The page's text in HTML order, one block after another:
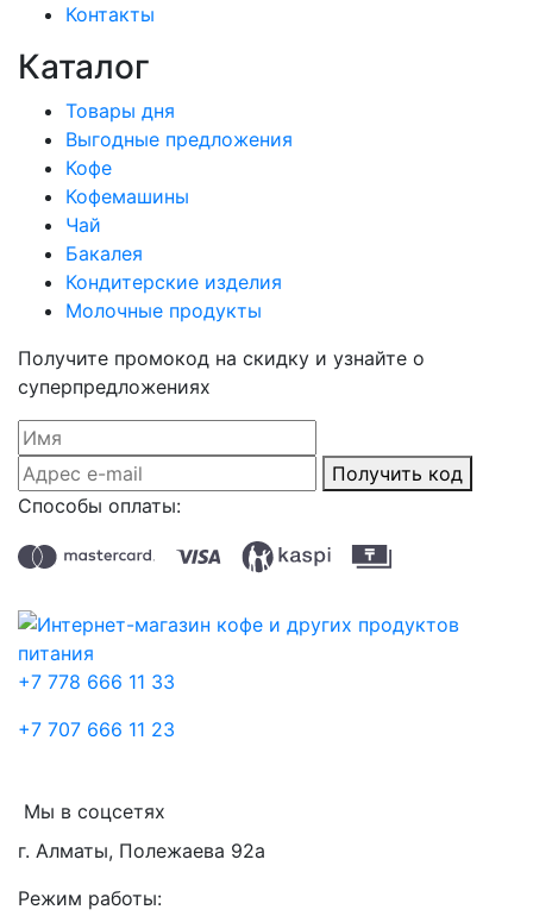
Контакты
Каталог
Товары дня
Выгодные предложения
Кофе
Кофемашины
Чай
Бакалея
Кондитерские изделия
Молочные продукты
Получите промокод на скидку и узнайте о
суперпредложениях
Получить код
Способы оплаты:
+7 778 666 11 33
+7 707 666 11 23
Мы в соцсетях
г. Алматы, Полежаева 92а
Режим работы: